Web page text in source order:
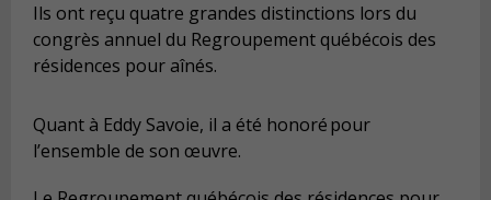
Ils ont reçu quatre grandes distinctions lors du
congrès annuel du Regroupement québécois des
résidences pour aînés.
Quant à Eddy Savoie, il a été honoré pour
l’ensemble de son œuvre.